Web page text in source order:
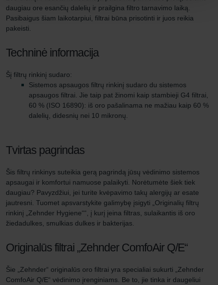
daugiau ore esančių dalelių ir prailgina filtro tarnavimo laiką.
Pasibaigus šiam laikotarpiui, filtrai būna prisotinti ir juos reikia
pakeisti.
Techninė informacija
Šį filtrų rinkinį sudaro:
Sistemos apsaugos filtrų rinkinį sudaro du sistemos
apsaugos filtrai. Jie taip pat žinomi kaip stambieji G4 filtrai,
60 % (ISO 16890): iš oro pašalinama ne mažiau kaip 60 %
dalelių, didesnių nei 10 mikronų.
Tvirtas pagrindas
Šis filtrų rinkinys suteikia gerą pagrindą jūsų vėdinimo sistemos
apsaugai ir komfortui namuose palaikyti. Norėtumėte šiek tiek
daugiau? Pavyzdžiui, jei turite kvėpavimo takų alergijų ar esate
jautresni. Tuomet apsvarstykite galimybę įsigyti „Originalių filtrų
rinkinį „Zehnder Hygiene““, į kurį įeina filtras, sulaikantis iš oro
žiedadulkes, smulkias dulkes ir bakterijas.
Originalūs filtrai „Zehnder ComfoAir Q/E“
Šie „Zehnder“ originalūs oro filtrai yra specialiai sukurti „Zehnder
ComfoAir Q/E“ vėdinimo įrenginiams. Be to, jie tinka ir daugeliui